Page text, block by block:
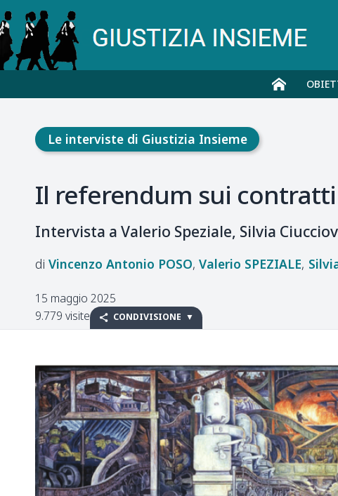
Le interviste di Giustizia Insieme
Il referendum sui
Intervista a Valerio Speziale, Silvia
Vincenzo Antonio POSO Valerio SPEZIALE
15 maggio 2025
9.779 visite
CONDIVISIONE